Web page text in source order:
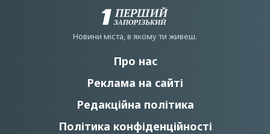
Новини мiста, в якому ти живеш.
Про нас
Реклама на сайті
Редакційна політика
Політика конфіденційності